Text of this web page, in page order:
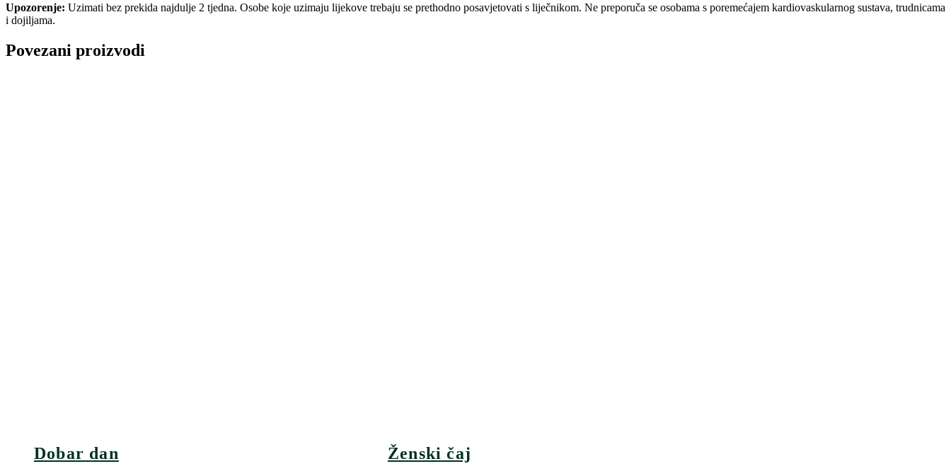
Upozorenje: Uzimati bez prekida najdulje 2 tjedna. Osobe koje uzimaju lijekove trebaju se prethodno posavjetovati s liječnikom. Ne preporuča se osobama s poremećajem kardiovaskularnog sustava, trudnicama
i dojiljama.
Povezani proizvodi
Dobar dan Ženski čaj